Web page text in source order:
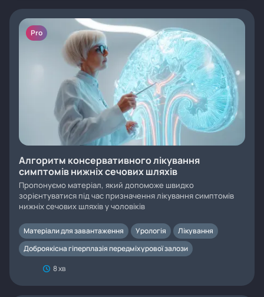
Pro
Алгоритм консервативного лікування
симптомів нижніх сечових шляхів
Пропонуємо матеріал, який допоможе швидко
зорієнтуватися під час призначення лікування симптомів
нижніх сечових шляхів у чоловіків
Матеріали для завантаження Урологія
Лікування
Доброякісна гіперплазія передміхурової залози
8 хв